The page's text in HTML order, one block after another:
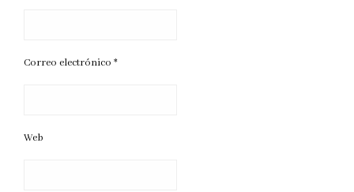
Correo electrónico *
Web